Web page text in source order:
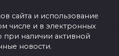
сайта и использование
числе и в электронных
наличии активной
новости.